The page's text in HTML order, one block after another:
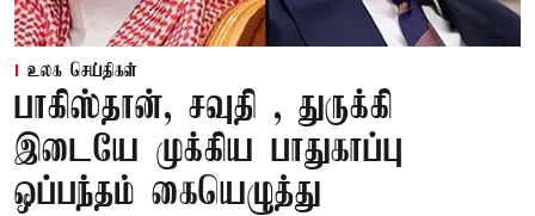
உலக செய்திகள்
பாகிஸ்தான், சவுதி , துருக்கி
இடையே முக்கிய பாதுகாப்பு
ஒப்பந்தம் கையெழுத்து